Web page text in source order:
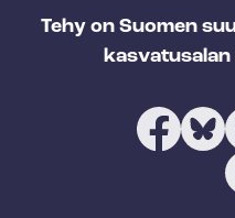
Tehy on Suomen